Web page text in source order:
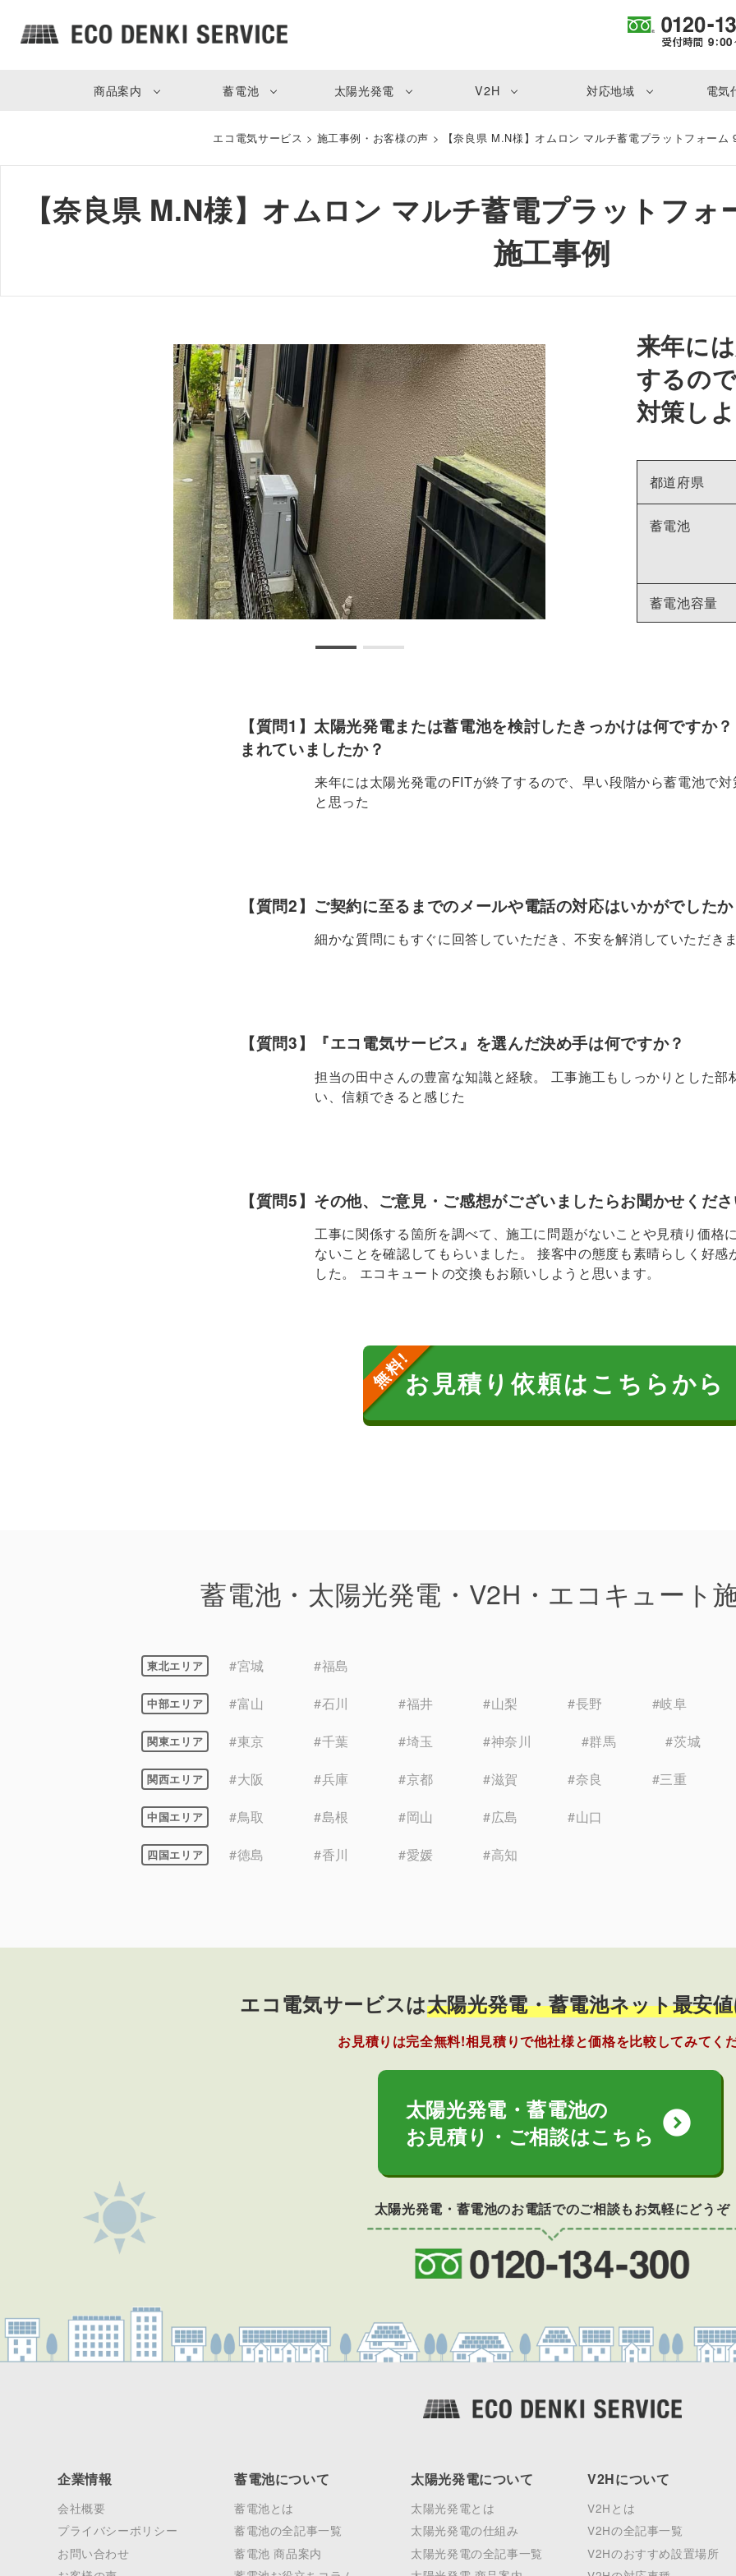
商品案内 蓄電池 太陽光発電 V2H 対応地域 電気
エコ電気サービス > 施工事例・お客様の声 > 【奈良県 M.N様】オムロン マルチ蓄電プラットフォー
【奈良県 M.N様】オムロン マルチ蓄電プラットフ
施工事例
来年に
するの
対策し
都道府県
蓄電池
蓄電池容量
【質問1】太陽光発電または蓄電池を検討したきっかけは何ですか
まれていましたか？
来年には太陽光発電のFITが終了するので、早い段階から蓄電池で対
と思った
【質問2】ご契約に至るまでのメールや電話の対応はいかがでしたか
細かな質問にもすぐに回答していただき、不安を解消していただき
【質問3】『エコ電気サービス』を選んだ決め手は何ですか？
担当の田中さんの豊富な知識と経験。 工事施工もしっかりとした部
い、信頼できると感じた
【質問5】その他、ご意見・ご感想がございましたらお聞かせくだ
工事に関係する箇所を調べて、施工に問題がないことや見積り価格
ないことを確認してもらいました。 接客中の態度も素晴らしく好感
した。 エコキュートの交換もお願いしようと思います。
お見積り依頼はこちらから
蓄電池・太陽光発電・V2H・エコキュート
東北エリア #宮城 #福島
中部エリア #富山 #石川 #福井 #山梨 #長野 #岐阜
関東エリア #東京 #千葉 #埼玉 #神奈川 #群馬 #茨城
関西エリア #大阪 #兵庫 #京都 #滋賀 #奈良 #三重
中国エリア #鳥取 #島根 #岡山 #広島 #山口
四国エリア #徳島 #香川 #愛媛 #高知
エコ電気サービスは太陽光発電・蓄電池ネット最安
お見積りは完全無料!相見積りで他社様と価格を比較してみてく
太陽光発電・蓄電池の
お見積り・ご相談はこちら expand_circle_down
太陽光発電・蓄電池のお電話でのご相談もお気軽にどうぞ
企業情報
会社概要
プライバシーポリシー
お問い合わせ
蓄電池について
蓄電池とは
蓄電池の全記事一覧
蓄電池 商品案内
太陽光発電について
太陽光発電とは
太陽光発電の仕組み
太陽光発電の全記事一覧
V2Hについて
V2Hとは
V2Hの全記事一覧
V2Hのおすすめ設置場所